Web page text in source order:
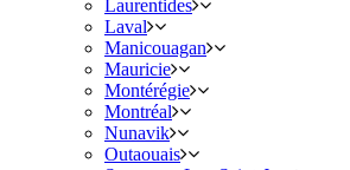
Laurentides
Laval
Manicouagan
Mauricie
Montérégie
Montréal
Nunavik
Outaouais